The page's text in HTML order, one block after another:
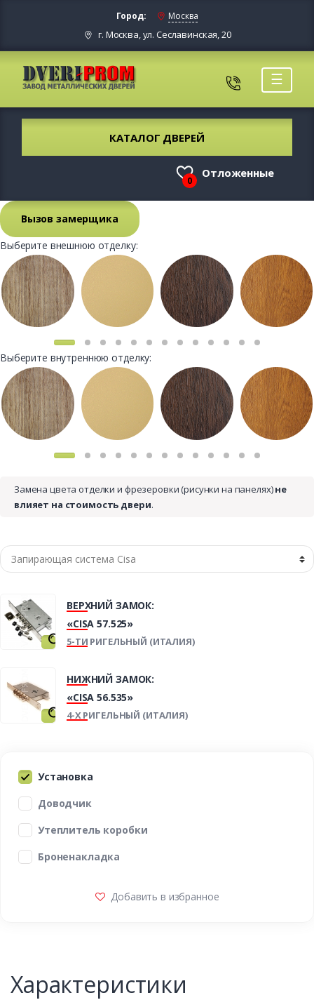
Город: Москва
г. Москва, ул. Сеславинская, 20
☰
КАТАЛОГ ДВЕРЕЙ
0
Отложенные
Вызов замерщика
Выберите внешнюю отделку:
Выберите внутреннюю отделку:
Замена цвета отделки и фрезеровки (рисунки на панелях)не
влияет на стоимость двери.
ВЕРХНИЙ ЗАМОК:
«CISA 57.525»
5-ТИ РИГЕЛЬНЫЙ (ИТАЛИЯ)
НИЖНИЙ ЗАМОК:
«CISA 56.535»
4-Х РИГЕЛЬНЫЙ (ИТАЛИЯ)
Установка
Доводчик
Утеплитель коробки
Броненакладка
Добавить в избранное
Характеристики